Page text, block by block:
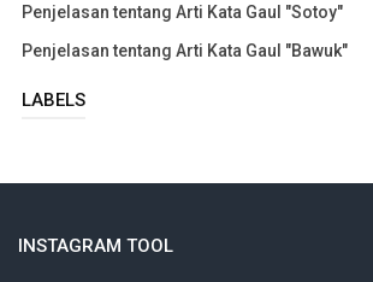
Penjelasan tentang Arti Kata Gaul "Sotoy"
Penjelasan tentang Arti Kata Gaul "Bawuk"
LABELS
INSTAGRAM TOOL